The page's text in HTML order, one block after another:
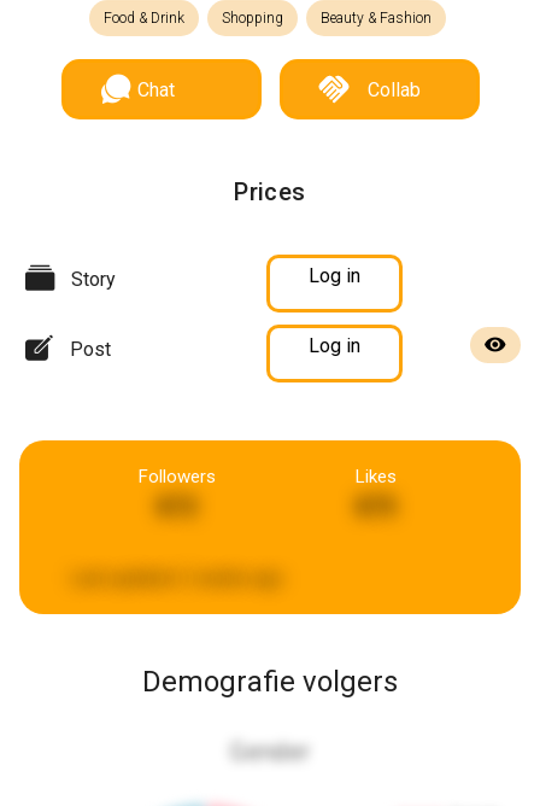
Food & Drink Shopping Beauty & Fashion
Chat Collab
Prices
Story Log in
Post Log in
Followers Likes
Demografie volgers
Gender